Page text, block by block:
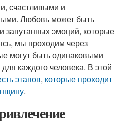
счастливыми и
Любовь может быть
запутанных эмоций, которые
мы проходим через
могут быть одинаковыми
каждого человека. В этой
этапов, которые проходит
.